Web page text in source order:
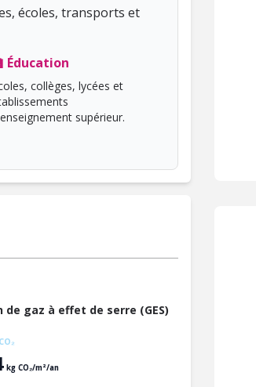
écoles, transports et
Éducation
collèges, lycées et
supérieur.
de gaz à effet de serre (GES)
kg CO₂/m²/an